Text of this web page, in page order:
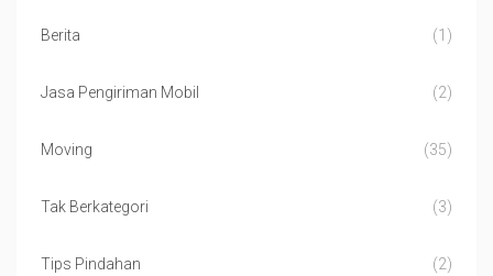
Berita (1)
Jasa Pengiriman Mobil (2)
Moving (35)
Tak Berkategori (3)
Tips Pindahan (2)